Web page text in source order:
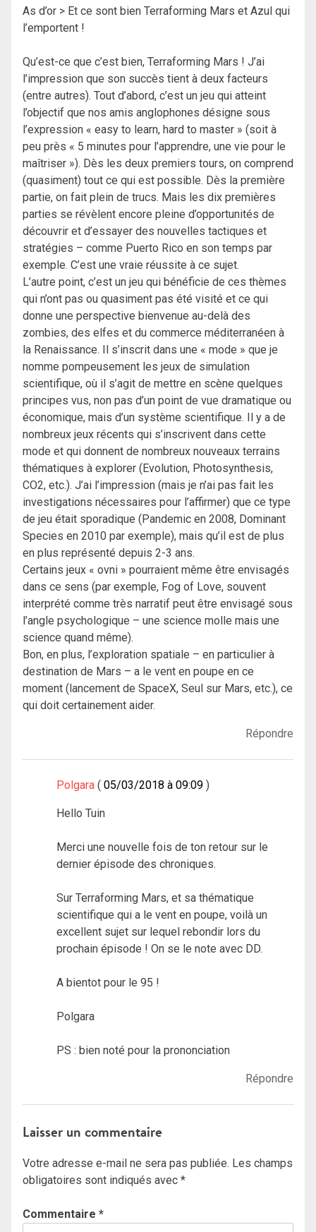
As d’or > Et ce sont bien Terraforming Mars et Azul qui
l’emportent !
Qu’est-ce que c’est bien, Terraforming Mars ! J’ai
l’impression que son succès tient à deux facteurs
(entre autres). Tout d’abord, c’est un jeu qui atteint
l’objectif que nos amis anglophones désigne sous
l’expression « easy to learn, hard to master » (soit à
peu près « 5 minutes pour l’apprendre, une vie pour le
maîtriser »). Dès les deux premiers tours, on comprend
(quasiment) tout ce qui est possible. Dès la première
partie, on fait plein de trucs. Mais les dix premières
parties se révèlent encore pleine d’opportunités de
découvrir et d’essayer des nouvelles tactiques et
stratégies – comme Puerto Rico en son temps par
exemple. C’est une vraie réussite à ce sujet.
L’autre point, c’est un jeu qui bénéficie de ces thèmes
qui n’ont pas ou quasiment pas été visité et ce qui
donne une perspective bienvenue au-delà des
zombies, des elfes et du commerce méditerranéen à
la Renaissance. Il s’inscrit dans une « mode » que je
nomme pompeusement les jeux de simulation
scientifique, où il s’agit de mettre en scène quelques
principes vus, non pas d’un point de vue dramatique ou
économique, mais d’un système scientifique. Il y a de
nombreux jeux récents qui s’inscrivent dans cette
mode et qui donnent de nombreux nouveaux terrains
thématiques à explorer (Evolution, Photosynthesis,
CO2, etc.). J’ai l’impression (mais je n’ai pas fait les
investigations nécessaires pour l’affirmer) que ce type
de jeu était sporadique (Pandemic en 2008, Dominant
Species en 2010 par exemple), mais qu’il est de plus
en plus représenté depuis 2-3 ans.
Certains jeux « ovni » pourraient même être envisagés
dans ce sens (par exemple, Fog of Love, souvent
interprété comme très narratif peut être envisagé sous
l’angle psychologique – une science molle mais une
science quand même).
Bon, en plus, l’exploration spatiale – en particulier à
destination de Mars – a le vent en poupe en ce
moment (lancement de SpaceX, Seul sur Mars, etc.), ce
qui doit certainement aider.
Répondre
Polgara 05/03/2018 à 09:09
Hello Tuin
Merci une nouvelle fois de ton retour sur le
dernier épisode des chroniques.
Sur Terraforming Mars, et sa thématique
scientifique qui a le vent en poupe, voilà un
excellent sujet sur lequel rebondir lors du
prochain épisode ! On se le note avec DD.
A bientot pour le 95 !
Polgara
PS : bien noté pour la prononciation
Répondre
Laisser un commentaire
Votre adresse e-mail ne sera pas publiée. Les champs
obligatoires sont indiqués avec *
Commentaire *